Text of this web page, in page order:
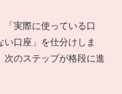
「実際に使っている口
口座」を仕分けしま
次のステップが格段に進